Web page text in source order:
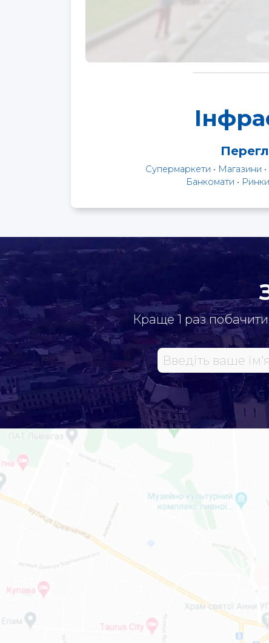
Супермаркети • Магазини •
Банкомати • Ринки
Краще 1 раз